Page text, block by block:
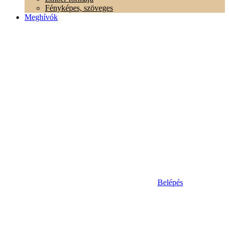
Fényképes, szöveges
Meghívók
Belépés